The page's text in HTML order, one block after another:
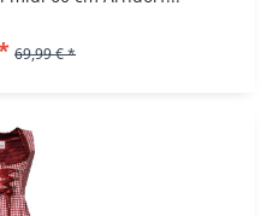
69,99 € *